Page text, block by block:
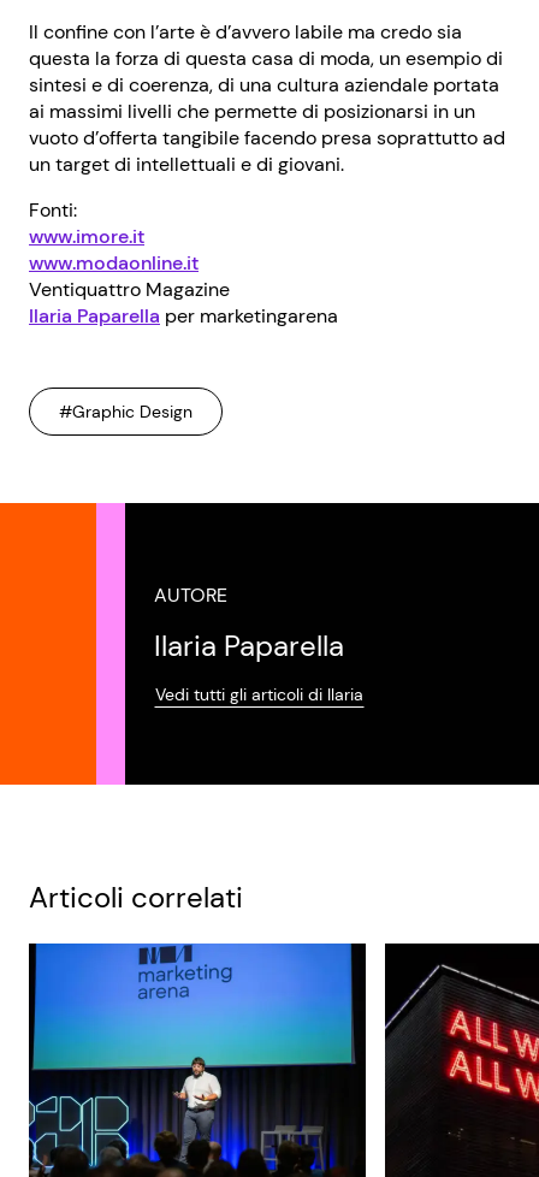
Il confine con l’arte è d’avvero labile ma credo sia
questa la forza di questa casa di moda, un esempio di
sintesi e di coerenza, di una cultura aziendale portata
ai massimi livelli che permette di posizionarsi in un
vuoto d’offerta tangibile facendo presa soprattutto ad
un target di intellettuali e di giovani.
Fonti:
www.imore.it
www.modaonline.it
Ventiquattro Magazine
Ilaria Paparella per marketingarena
#Graphic Design
AUTORE
Ilaria Paparella
Vedi tutti gli articoli di Ilaria
Articoli correlati